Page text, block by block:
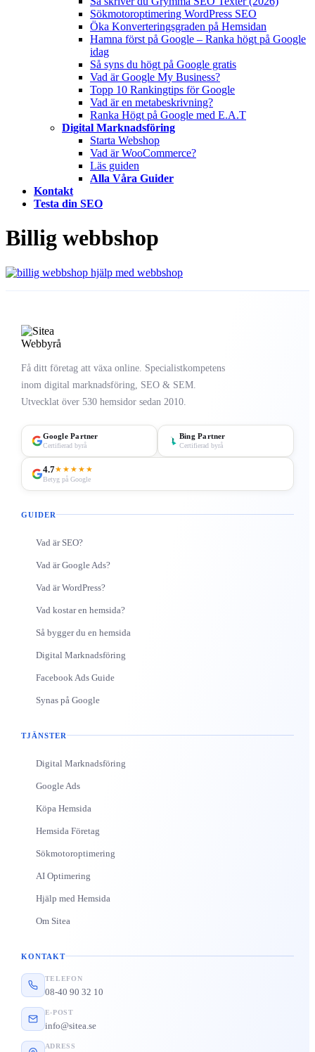
Sökmotoroptimering WordPress SEO
Öka Konverteringsgraden på Hemsidan
Hamna först på Google – Ranka högt på Google
idag
Så syns du högt på Google gratis
Vad är Google My Business?
Topp 10 Rankingtips för Google
Vad är en metabeskrivning?
Ranka Högt på Google med E.A.T
Digital Marknadsföring
Starta Webshop
Vad är WooCommerce?
Läs guiden
Alla Våra Guider
Kontakt
Testa din SEO
Billig webbshop
Få ditt företag att växa online. Specialistkompetens
inom digital marknadsföring, SEO & SEM.
Utvecklat över 530 hemsidor sedan 2010.
Google Partner
Certifierad byrå
Bing Partner
Certifierad byrå
4.7★★★★★
Betyg på Google
GUIDER
Vad är SEO?
Vad är Google Ads?
Vad är WordPress?
Vad kostar en hemsida?
Så bygger du en hemsida
Digital Marknadsföring
Facebook Ads Guide
Synas på Google
TJÄNSTER
Digital Marknadsföring
Google Ads
Köpa Hemsida
Hemsida Företag
Sökmotoroptimering
AI Optimering
Hjälp med Hemsida
Om Sitea
KONTAKT
TELEFON
08-40 90 32 10
E-POST
info@sitea.se
ADRESS